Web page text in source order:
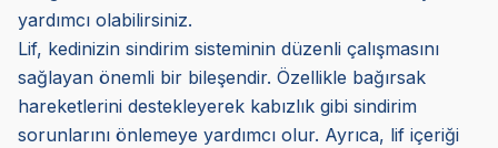
yardımcı olabilirsiniz.
Lif, kedinizin sindirim sisteminin düzenli çalışmasını
sağlayan önemli bir bileşendir. Özellikle bağırsak
hareketlerini destekleyerek kabızlık gibi sindirim
sorunlarını önlemeye yardımcı olur. Ayrıca, lif içeriği